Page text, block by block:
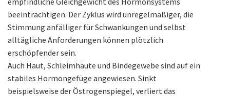
beeinträchtigen: Der Zyklus wird unregelmäßiger, die
Stimmung anfälliger für Schwankungen und selbst
alltägliche Anforderungen können plötzlich
erschöpfender sein.
Auch Haut, Schleimhäute und Bindegewebe sind auf ein
stabiles Hormongefüge angewiesen. Sinkt
beispielsweise der Östrogenspiegel, verliert das